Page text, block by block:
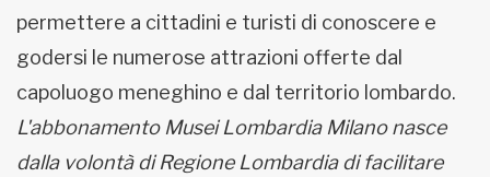
permettere a cittadini e turisti di conoscere e
godersi le numerose attrazioni offerte dal
capoluogo meneghino e dal territorio lombardo.
L'abbonamento Musei Lombardia Milano nasce
dalla volontà di Regione Lombardia di facilitare